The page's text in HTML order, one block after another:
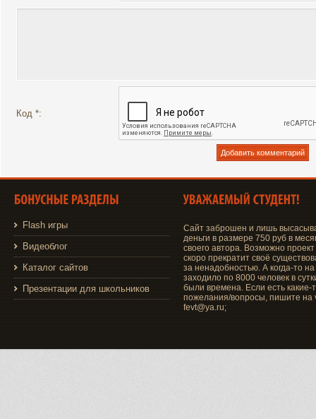
Код *:
Flash игры
Видеоблог
Каталог сайтов
Презентации для школьников
Сайт заброшен и лишь
деньги в размере 750 руб в
своего автора. Возможно проект
скоро прекратит своё
за ненадобностью. А когда-то на
заходило по 8000 человек в
были времена. Если есть какие-
пожелания/вопросы, пишите на
fevt@ya.ru;